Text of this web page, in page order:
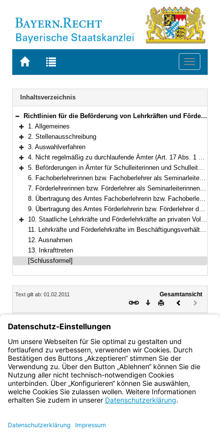
Zur
BAYERN.RECHT
Zur
letzten
Suche
Toggle
Navigation
Inhaltsverzeichnis
Bereich reduzieren
Richtlinien für die Beförderung von Lehrkräften und Förderlehrkräften an Volksschulen, Förderschulen und Schulen für Kranke
Bereich erweitern
1. Allgemeines
Bereich erweitern
2. Stellenausschreibung
Bereich erweitern
3. Auswahlverfahren
Bereich erweitern
4. Nicht regelmäßig zu durchlaufende Ämter (Art. 17 Abs. 1 Satz 2 LlbG)
Bereich erweitern
5. Beförderungen in Ämter für Schulleiterinnen und Schulleiter sowie Schulleiterstellvertreterinnen und Schulleiterstellvertreter
6. Fachoberlehrerinnen bzw. Fachoberlehrer als Seminarleiterinnen bzw. Seminarleiter
7. Förderlehrerinnen bzw. Förderlehrer als Seminarleiterinnen bzw. Seminarleiter
8. Übertragung des Amtes Fachoberlehrerin bzw. Fachoberlehrer der BesGr. A 12 an Berufsschulen zur sonderpädagogischen Förderung
9. Übertragung des Amtes Förderlehrerin bzw. Förderlehrer der BesGr. A 11
Bereich erweitern
10. Staatliche Lehrkräfte und Förderlehrkräfte an privaten Volksschulen sowie privaten Förderschulen und Schulen für Kranke
11. Lehrkräfte und Förderlehrkräfte im Beschäftigungsverhältnis
12. Ausnahmen
13. Inkrafttreten
[Schlussformel]
Inhalt
Text gilt ab: 01.02.2011
Gesamtansicht
Download
DruckenVorheriges
(inaktiv)
Erhard
Ministerialdirektor
Bayern.de
BayernPortal
Impressum